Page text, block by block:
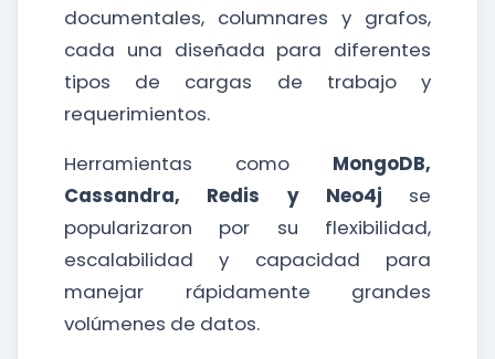
documentales, columnares y grafos,
cada una diseñada para diferentes
tipos de cargas de trabajo y
requerimientos.
Herramientas como MongoDB,
Cassandra, Redis y Neo4j se
popularizaron por su flexibilidad,
escalabilidad y capacidad para
manejar rápidamente grandes
volúmenes de datos.